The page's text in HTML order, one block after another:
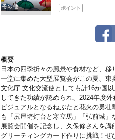
ポイント
概要
日本の四季折々の風景や食材など、
一堂に集めた大型展覧会がこの夏、東
文化庁 文化交流使としても計16か国
してきた功績が認められ、2024年度
ビジュアルとなるねぶたと花火の勇
も「尻屋埼灯台と寒立馬」「弘前城
展覧会開催を記念し、久保修さんを
グリーティングカード作りに挑戦！ぜ